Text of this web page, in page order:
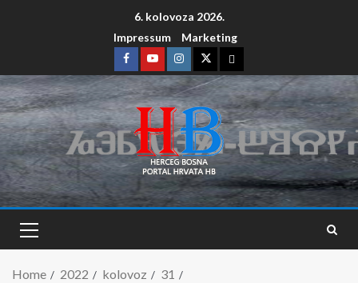
6. kolovoza 2026.
Impressum
Marketing
Home 2022 kolovoz
31